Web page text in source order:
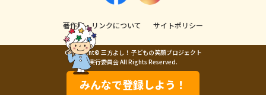
著作権・リンクについて サイトポリシー
Copyright© 三方よし！子どもの笑顔プロジェクト
実行委員会 All Rights Reserved.
みんなで登録しよう！